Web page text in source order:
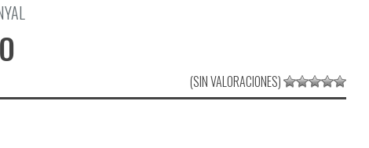
(SIN VALORACIONES)